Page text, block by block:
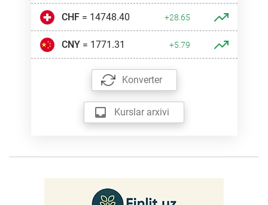
CHF= 14748.40 +28.65
CNY= 1771.31 +5.79
Konverter
Kurslar arxivi